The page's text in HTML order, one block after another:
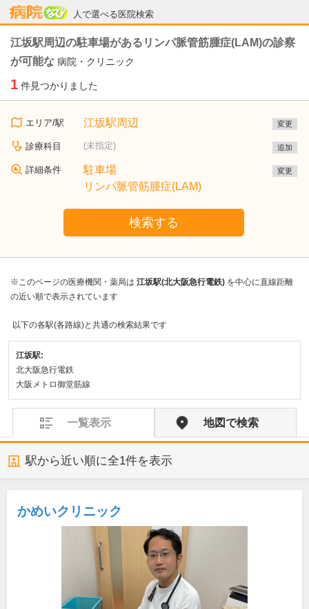
人で選べる医院検索
病院なび
江坂駅周辺の駐車場があるリンパ脈管筋腫症(LAM)の診察
が可能な 病院・クリニック
1 件見つかりました
エリア/駅 江坂駅周辺 変更
診療科目 (未指定) 追加
詳細条件
駐車場
リンパ脈管筋腫症(LAM)
変更
検索する
※このページの医療機関・薬局は 江坂駅(北大阪急行電鉄) を中心に直線距離
の近い順で表示されています
以下の各駅(各路線)と共通の検索結果です
江坂駅:
北大阪急行電鉄
大阪メトロ御堂筋線
一覧表示 地図で検索
駅から近い順に全1件を表示
かめいクリニック